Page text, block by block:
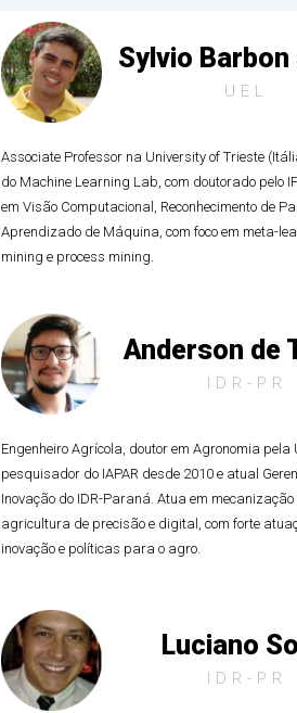
Sylvio
UEL
Associate Professor na University of Trieste
do Machine Learning Lab, com doutorado pelo
em Visão Computacional, Reconhecimento de
Aprendizado de Máquina, com foco em meta-
mining e process mining.
Anderson de
IDR-PR
Engenheiro Agrícola, doutor em Agronomia pela
pesquisador do IAPAR desde 2010 e atual
Inovação do IDR-Paraná. Atua em
agricultura de precisão e digital, com forte
inovação e políticas para o agro.
Luciano
IDR-PR